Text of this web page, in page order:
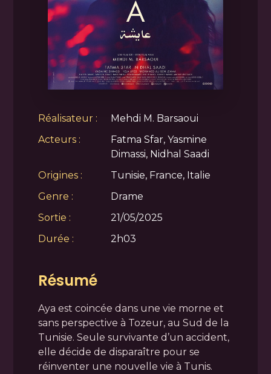
Réalisateur :
Mehdi M. Barsaoui
Acteurs :
Fatma Sfar, Yasmine
Dimassi, Nidhal Saadi
Origines :
Tunisie, France, Italie
Genre :
Drame
Sortie :
21/05/2025
Durée :
2h03
Résumé
Aya est coincée dans une vie morne et
sans perspective à Tozeur, au Sud de la
Tunisie. Seule survivante d’un accident,
elle décide de disparaître pour se
réinventer une nouvelle vie à Tunis.